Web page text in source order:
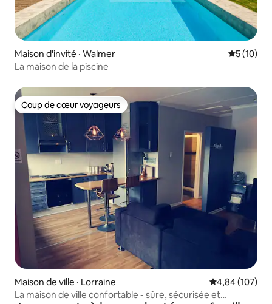
Maison d'invité · Walmer Note
5 (10)
La maison de la piscine
Coup de cœur voyageurs
Coup de cœur voyageurs
Maison de ville · Lorraine Note
4,84 (107)
La maison de ville confortable - sûre, sécurisée et